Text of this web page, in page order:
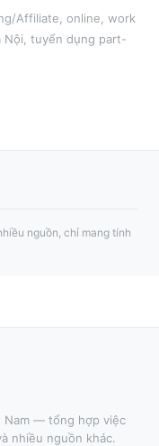
Affiliate online, work
Nội , tuyển dụng part-
nguồn, chỉ mang tính
Nam — tổng hợp việc
nhiều nguồn khác.